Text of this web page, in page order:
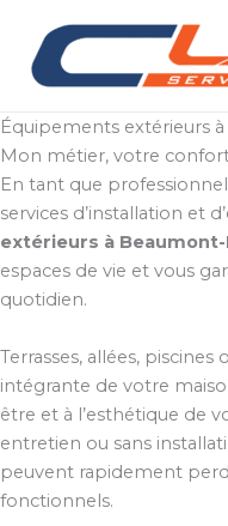
contenu
Équipements extérieurs
Mon métier, votre
En tant que
services d’installation et
extérieurs à
espaces de vie et vous
quotidien.
Terrasses, allées,
intégrante de votre
être et à l’esthétique de
entretien ou sans
peuvent rapidement
fonctionnels.